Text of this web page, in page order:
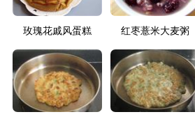
玫瑰花戚风蛋糕 红枣薏米大麦粥